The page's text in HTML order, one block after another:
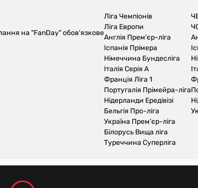
на "FanDay" обов'язкове
Ліга Чемпіонів
Ліга Европи
Англія Прем'єр-ліга
Іспанія Прімера
Німеччина Бундесліга
Італія Серія А
Франція Ліга 1
Португалія Прімейра-ліга
Нідерланди Ередівізі
Бельгія Про-ліга
Україна Прем'єр-ліга
Білорусь Вища ліга
Туреччина Суперліга